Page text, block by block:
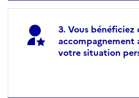
Vous bénéficiez
accompagnement
votre situation